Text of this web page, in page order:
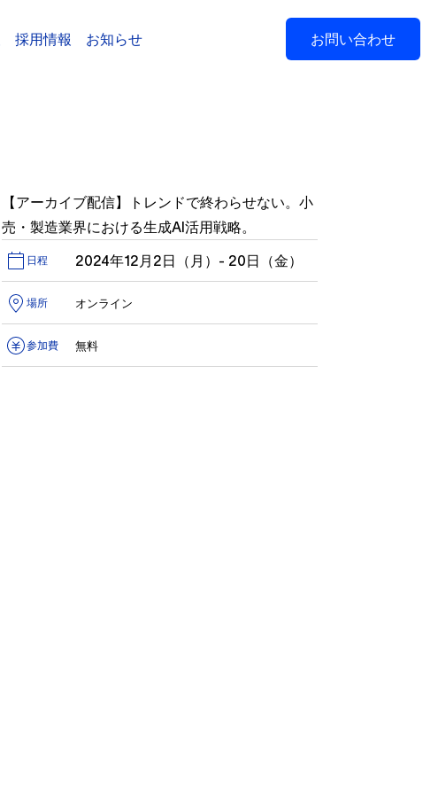
採用情報 お知らせ お問い合わせ
【アーカイブ配信】トレンドで終わらせない。小
売・製造業界における生成AI活用戦略。
日程 2024年12月2日（月）- 20日（金）
場所 オンライン
参加費 無料